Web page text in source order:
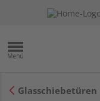
Glasschiebetüren